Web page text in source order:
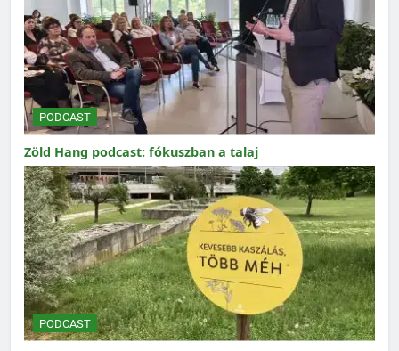
PODCAST
Zöld Hang podcast: fókuszban a talaj
PODCAST